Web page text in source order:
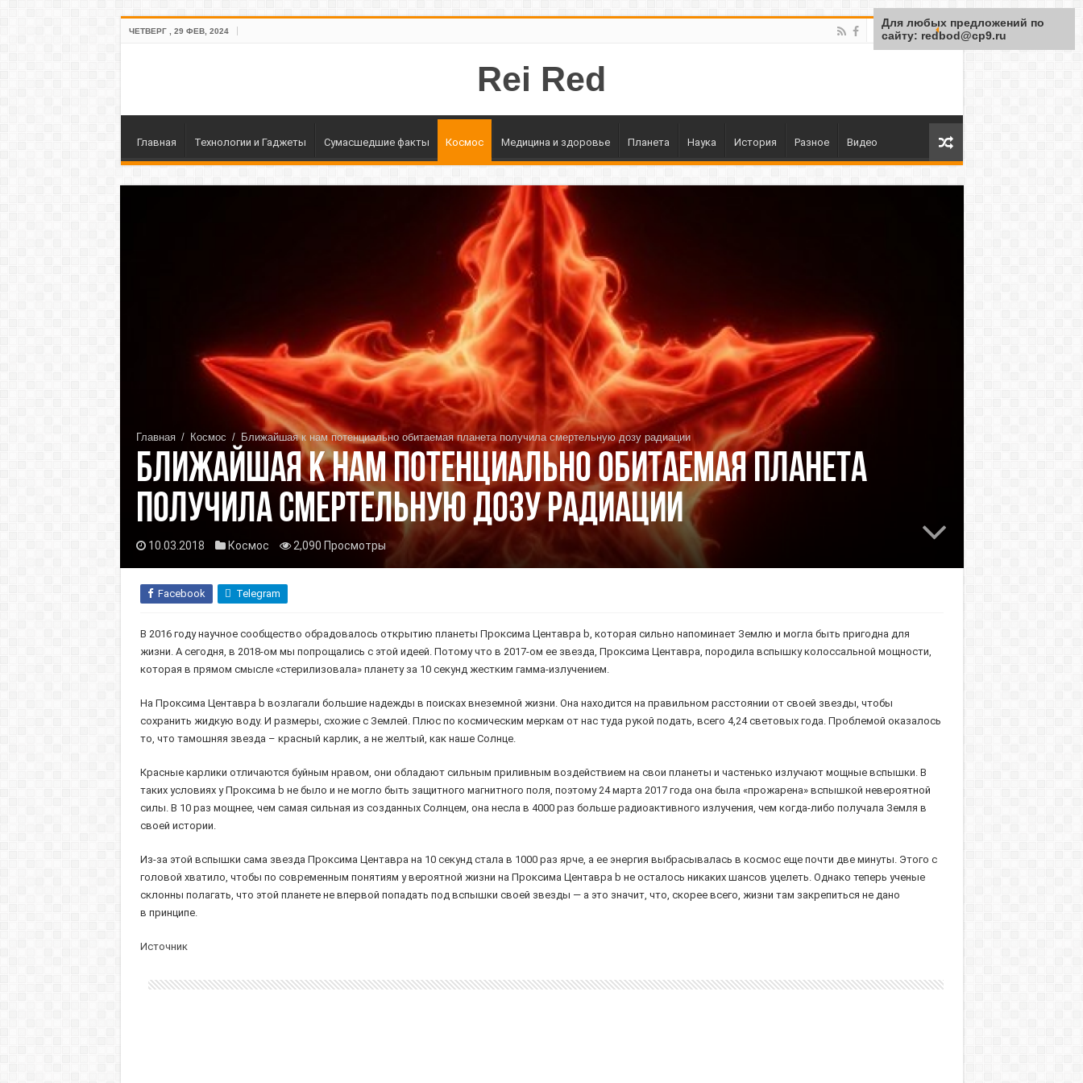
ЧЕТВЕРГ , 29 ФЕВ, 2024
Rei Red
Главная Технологии и Гаджеты Сумасшедшие факты Космос Медицина и здоровье Планета Наука История Разное Видео
Главная / Космос / Ближайшая к нам потенциально обитаемая планета получила смертельную дозу радиации
Ближайшая к нам потенциально обитаемая планета
получила смертельную дозу радиации
10.03.2018 Космос 2,090 Просмотры
Facebook Telegram
В 2016 году научное сообщество обрадовалось открытию планеты Проксима Центавра b, которая сильно напоминает Землю и могла быть пригодна для
жизни. А сегодня, в 2018-ом мы попрощались с этой идеей. Потому что в 2017-ом ее звезда, Проксима Центавра, породила вспышку колоссальной мощности,
которая в прямом смысле «стерилизовала» планету за 10 секунд жестким гамма-излучением.
На Проксима Центавра b возлагали большие надежды в поисках внеземной жизни. Она находится на правильном расстоянии от своей звезды, чтобы
сохранить жидкую воду. И размеры, схожие с Землей. Плюс по космическим меркам от нас туда рукой подать, всего 4,24 световых года. Проблемой оказалось
то, что тамошняя звезда – красный карлик, а не желтый, как наше Солнце.
Красные карлики отличаются буйным нравом, они обладают сильным приливным воздействием на свои планеты и частенько излучают мощные вспышки. В
таких условиях у Проксима b не было и не могло быть защитного магнитного поля, поэтому 24 марта 2017 года она была «прожарена» вспышкой невероятной
силы. В 10 раз мощнее, чем самая сильная из созданных Солнцем, она несла в 4000 раз больше радиоактивного излучения, чем когда-либо получала Земля в
своей истории.
Из-за этой вспышки сама звезда Проксима Центавра на 10 секунд стала в 1000 раз ярче, а ее энергия выбрасывалась в космос еще почти две минуты. Этого с
головой хватило, чтобы по современным понятиям у вероятной жизни на Проксима Центавра b не осталось никаких шансов уцелеть. Однако теперь ученые
склонны полагать, что этой планете не впервой попадать под вспышки своей звезды — а это значит, что, скорее всего, жизни там закрепиться не дано
в принципе.
Источник
Для любых предложений по
сайту: redbod@cp9.ru